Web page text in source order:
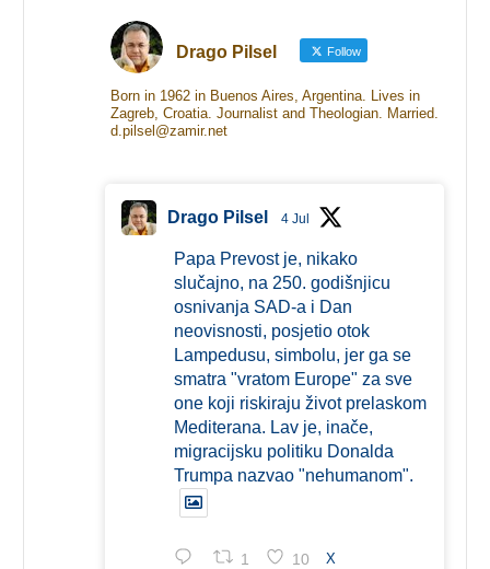
Drago Pilsel Follow
Born in 1962 in Buenos Aires, Argentina. Lives in
Zagreb, Croatia. Journalist and Theologian. Married.
d.pilsel@zamir.net
Drago Pilsel 4 Jul
Papa Prevost je, nikako
slučajno, na 250. godišnjicu
osnivanja SAD-a i Dan
neovisnosti, posjetio otok
Lampedusu, simbolu, jer ga se
smatra "vratom Europe" za sve
one koji riskiraju život prelaskom
Mediterana. Lav je, inače,
migracijsku politiku Donalda
Trumpa nazvao "nehumanom".
1 10 X